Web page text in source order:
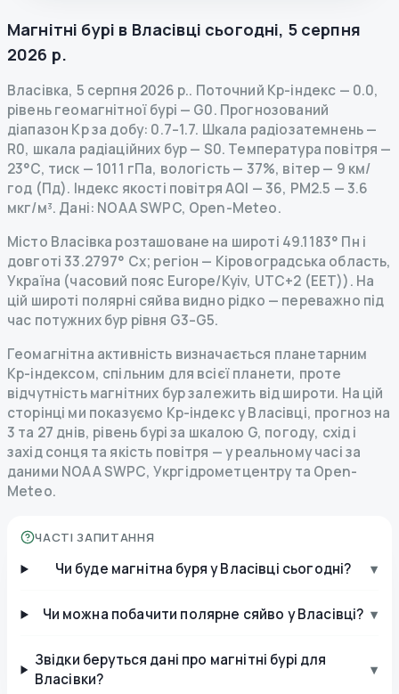
Магнітні бурі в Власівці сьогодні, 5 серпня
2026 р.
Власівка, 5 серпня 2026 р.. Поточний Kp-індекс — 0.0,
рівень геомагнітної бурі — G0. Прогнозований
діапазон Kp за добу: 0.7–1.7. Шкала радіозатемнень—
R0, шкала радіаційних бур— S0. Температура повітря —
23°C, тиск — 1011 гПа, вологість — 37%, вітер — 9 км/
год (Пд). Індекс якості повітря AQI — 36, PM2.5 — 3.6
мкг/м³. Дані: NOAA SWPC, Open-Meteo.
Місто Власівка розташоване на широті 49.1183° Пн і
довготі 33.2797° Сх; регіон — Кіровоградська область,
Україна (часовий пояс Europe/Kyiv, UTC+2 (EET)). На
цій широті полярні сяйва видно рідко — переважно під
час потужних бур рівня G3–G5.
Геомагнітна активність визначається планетарним
Kp-індексом, спільним для всієї планети, проте
відчутність магнітних бур залежить від широти. На цій
сторінці ми показуємо Kp-індекс у Власівці, прогноз на
3 та 27 днів, рівень бурі за шкалою G, погоду, схід і
захід сонця та якість повітря — у реальному часі за
даними NOAA SWPC, Укргідрометцентру та Open-
Meteo.
ЧАСТІ ЗАПИТАННЯ
Чи буде магнітна буря у Власівці сьогодні? ▾
Чи можна побачити полярне сяйво у Власівці? ▾
Звідки беруться дані про магнітні бурі для
Власівки?
▾